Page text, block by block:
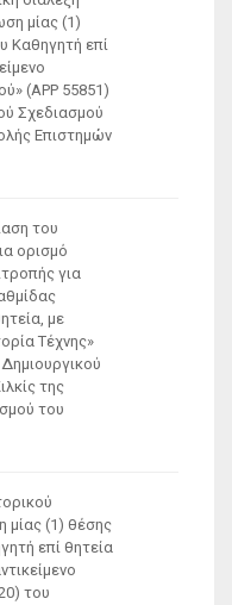
μίας (1)
Καθηγητή επί
(ΑΡΡ 55851)
Σχεδιασμού
Επιστημών
του
ορισμό
για
με
Τέχνης»
της
του
μίας (1) θέσης
επί θητεία
του